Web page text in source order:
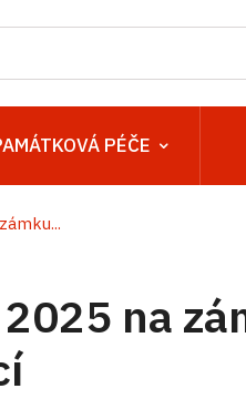
PÉČE
na